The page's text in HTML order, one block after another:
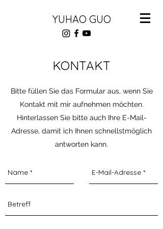
YUHAO GUO
KONTAKT
Bitte füllen Sie das Formular aus, wenn Sie
Kontakt mit mir aufnehmen möchten.
Hinterlassen Sie bitte auch Ihre E-Mail-
Adresse, damit ich Ihnen schnellstmöglich
antworten kann.